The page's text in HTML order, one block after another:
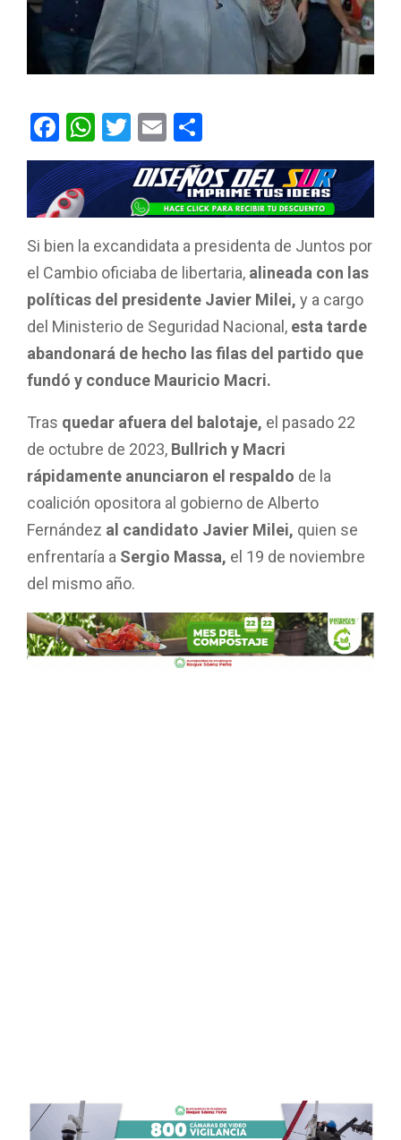
F
a
ce
b
o
o
k
W
h
at
s
A
p
p
T
wi
tt
er
E
m
ail
o
m
p
ar
tir
Si bien la excandidata a presidenta de Juntos por
el Cambio oficiaba de libertaria, alineada con las
políticas del presidente Javier Milei, y a cargo
del Ministerio de Seguridad Nacional, esta tarde
abandonará de hecho las filas del partido que
fundó y conduce Mauricio Macri.
Tras quedar afuera del balotaje, el pasado 22
de octubre de 2023, Bullrich y Macri
rápidamente anunciaron el respaldo de la
coalición opositora al gobierno de Alberto
Fernández al candidato Javier Milei, quien se
enfrentaría a Sergio Massa, el 19 de noviembre
del mismo año.